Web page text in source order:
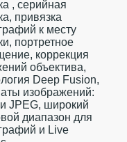
, серийная
привязка
к месту
портретное
коррекция
объектива,
Deep Fusion,
изображений:
JPEG, широкий
диапазон для
и Live